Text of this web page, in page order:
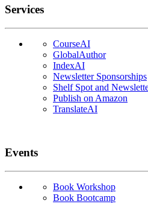
Services
CourseAI
GlobalAuthor
IndexAI
Newsletter Sponsorships
Shelf Spot and
Publish on Amazon
TranslateAI
Events
Book Workshop
Book Bootcamp